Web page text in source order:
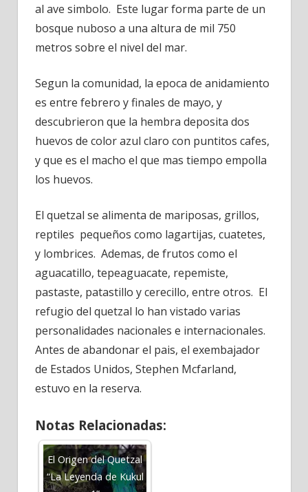
al ave simbolo. Este lugar forma parte de un
bosque nuboso a una altura de mil 750
metros sobre el nivel del mar.
Segun la comunidad, la epoca de anidamiento
es entre febrero y finales de mayo, y
descubrieron que la hembra deposita dos
huevos de color azul claro con puntitos cafes,
y que es el macho el que mas tiempo empolla
los huevos.
El quetzal se alimenta de mariposas, grillos,
reptiles pequeños como lagartijas, cuatetes,
y lombrices. Ademas, de frutos como el
aguacatillo, tepeaguacate, repemiste,
pastaste, patastillo y cerecillo, entre otros. El
refugio del quetzal lo han vistado varias
personalidades nacionales e internacionales.
Antes de abandonar el pais, el exembajador
de Estados Unidos, Stephen Mcfarland,
estuvo en la reserva.
Notas Relacionadas:
El Origen del Quetzal
“La Leyenda de Kukul